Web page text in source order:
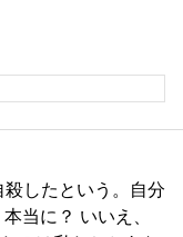
したという。自分
当に？ いいえ、